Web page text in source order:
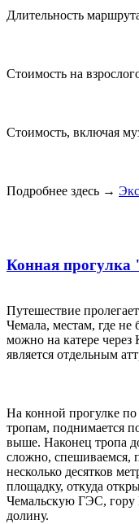
Длительность
Стоимость на
Стоимость, включая
Подробнее здесь →
Конная прогулка
Путешествие
Чемала, местам, где не
можно на катере через
является отдельным
На конной прогулке
тропам, поднимается
выше. Наконец тропа
сложно, спешиваемся,
несколько десятков
площадку, откуда
Чемальскую ГЭС,
долину.